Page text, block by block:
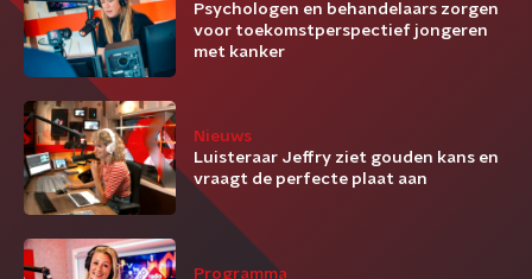
Psychologen en behandelaars zorgen
voor toekomstperspectief jongeren
met kanker
Nieuws
Luisteraar Jeffry ziet gouden kans en
vraagt de perfecte plaat aan
Programma